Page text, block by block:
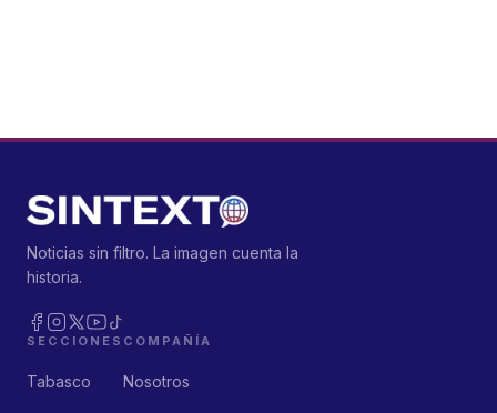
Noticias sin filtro. La imagen cuenta la
historia.
SECCIONES
Tabasco
COMPAÑÍA
Nosotros